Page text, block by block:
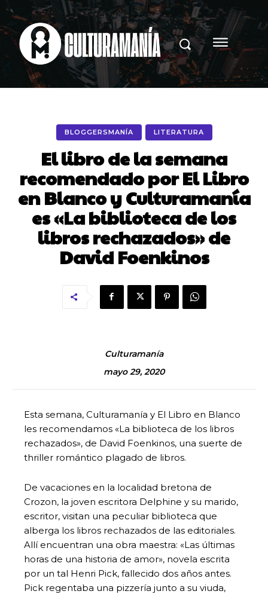
BLOGGERSMANÍA LITERATURA
El libro de la semana
recomendado por El Libro
en Blanco y Culturamanía
es «La biblioteca de los
libros rechazados» de
David Foenkinos
Culturamanía
mayo 29, 2020
Esta semana, Culturamanía y El Libro en Blanco
les recomendamos «La biblioteca de los libros
rechazados», de David Foenkinos, una suerte de
thriller romántico plagado de libros.
De vacaciones en la localidad bretona de
Crozon, la joven escritora Delphine y su marido,
escritor, visitan una peculiar biblioteca que
alberga los libros rechazados de las editoriales.
Allí encuentran una obra maestra: «Las últimas
horas de una historia de amor», novela escrita
por un tal Henri Pick, fallecido dos años antes.
Pick regentaba una pizzería junto a su viuda,